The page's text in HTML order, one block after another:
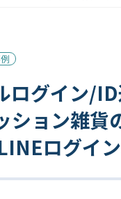
ログイン/
ション雑
ログイ